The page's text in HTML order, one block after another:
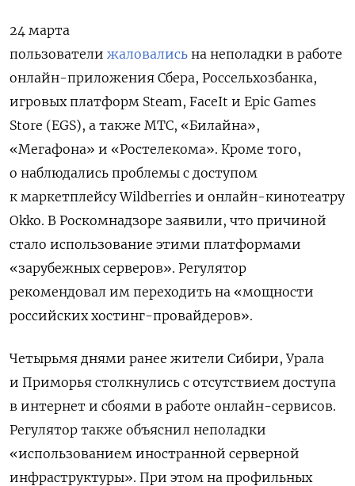
24 марта
пользователи жаловались на неполадки в работе
онлайн-приложения Сбера, Россельхозбанка,
игровых платформ Steam, FaceIt и Epic Games
Store (EGS), а также МТС, «Билайна»,
«Мегафона» и «Ростелекома». Кроме того,
о наблюдались проблемы с доступом
к маркетплейсу Wildberries и онлайн-кинотеатру
Okko. В Роскомнадзоре заявили, что причиной
стало использование этими платформами
«зарубежных серверов». Регулятор
рекомендовал им переходить на «мощности
российских хостинг-провайдеров».
Четырьмя днями ранее жители Сибири, Урала
и Приморья столкнулись с отсутствием доступа
в интернет и сбоями в работе онлайн-сервисов.
Регулятор также объяснил неполадки
«использованием иностранной серверной
инфраструктуры». При этом на профильных